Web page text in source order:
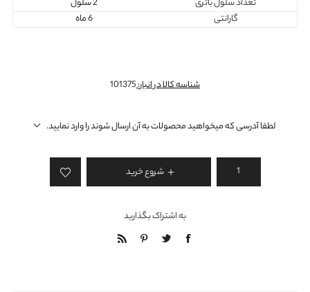
تعداد سلول باتری
2 سلول
گارانتی
6 ماه
شناسه کالا در انبار:101375
لطفا آدرسی که میخواهید محصولات به آن ارسال شوند را وارد نمایید.
شروع خرید
به اشتراک بگذارید